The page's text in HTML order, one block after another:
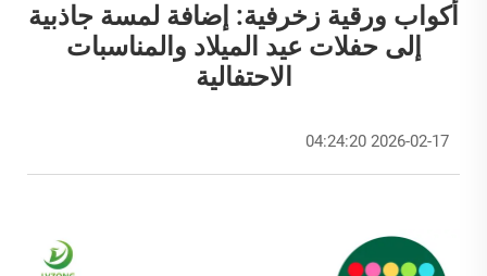
أكواب ورقية زخرفية: إضافة لمسة جاذبية
إلى حفلات عيد الميلاد والمناسبات
الاحتفالية
2026-02-17 04:24:20